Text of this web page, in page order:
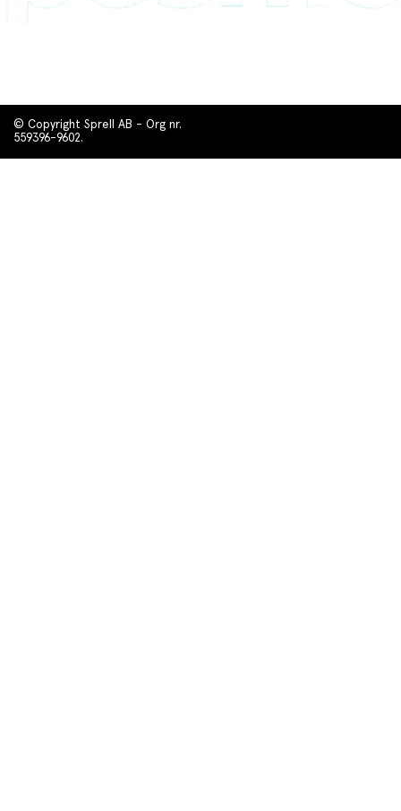
© Copyright Sprell AB - Org nr.
559396-9602.